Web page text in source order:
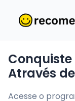
Conquiste
Através
Acesse o